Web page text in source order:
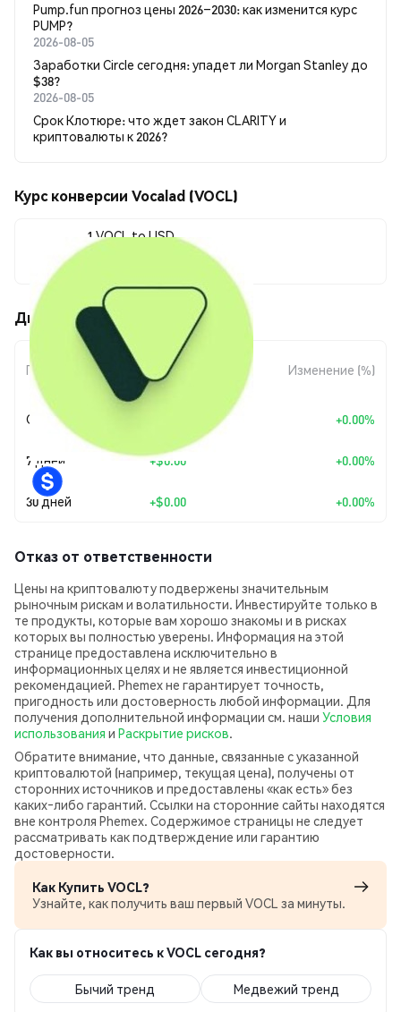
Pump.fun прогноз цены 2026–2030: как изменится курс
PUMP?
2026-08-05
Заработки Circle сегодня: упадет ли Morgan Stanley до
$38?
2026-08-05
Срок Клотюре: что ждет закон CLARITY и
криптовалюты к 2026?
Курс конверсии Vocalad (VOCL)
1 VOCL to USD
Движения цены Vocalad (VOCL)
Период
Изменение
суммы
Изменение (%)
Сегодня +0.00%
7 дней +$0.00 +0.00%
30 дней +$0.00 +0.00%
Отказ от ответственности
Цены на криптовалюту подвержены значительным
рыночным рискам и волатильности. Инвестируйте только в
те продукты, которые вам хорошо знакомы и в рисках
которых вы полностью уверены. Информация на этой
странице предоставлена исключительно в
информационных целях и не является инвестиционной
рекомендацией. Phemex не гарантирует точность,
пригодность или достоверность любой информации. Для
получения дополнительной информации см. наши Условия
использования и Раскрытие рисков.
Обратите внимание, что данные, связанные с указанной
криптовалютой (например, текущая цена), получены от
сторонних источников и предоставлены «как есть» без
каких‑либо гарантий. Ссылки на сторонние сайты находятся
вне контроля Phemex. Содержимое страницы не следует
рассматривать как подтверждение или гарантию
достоверности.
Как Купить VOCL?
Узнайте, как получить ваш первый VOCL за минуты.
Как вы относитесь к VOCL сегодня?
Бычий тренд Медвежий тренд